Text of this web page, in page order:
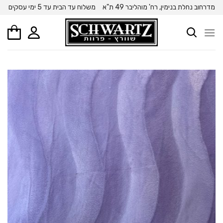
Skip
content
מדרחוב נחלת בנימין, רח' מוהליבר 49 ת"א משלוח עד הבית עד 5 ימי עסקים